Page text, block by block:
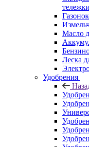
тележки
Масло
Леска
Удобрения